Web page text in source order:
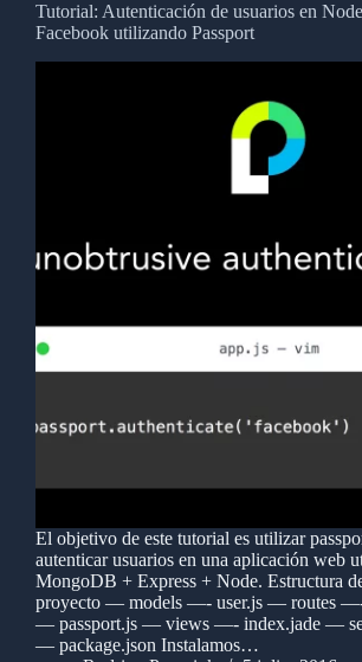
Tutorial: Autenticación de usuarios en
Facebook utilizando Passport
El objetivo de este tutorial es utilizar
autenticar usuarios en una aplicación web
MongoDB + Express + Node. Estructura
proyecto — models —- user.js — routes
— passport.js — views —- index.jade —
— package.json Instalamos…